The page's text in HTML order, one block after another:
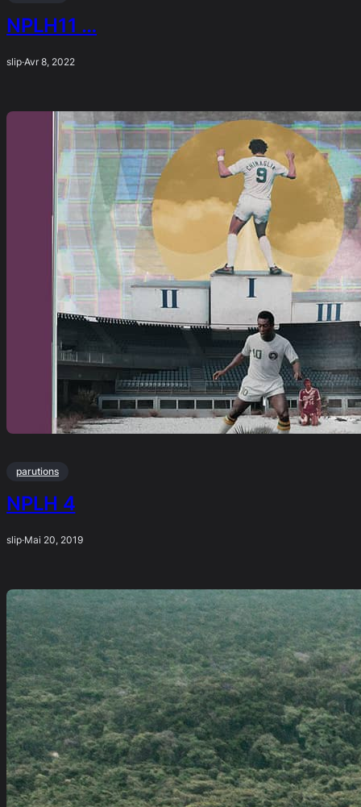
NPLH11 …
slip·Avr 8, 2022
parutions
NPLH 4
slip·Mai 20, 2019